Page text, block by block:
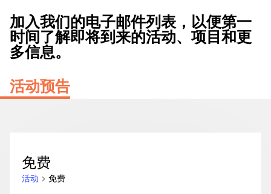
加入我们的电子邮件列表，以便第一
时间了解即将到来的活动、项目和更
多信息。
活动预告
免费
活动 免费